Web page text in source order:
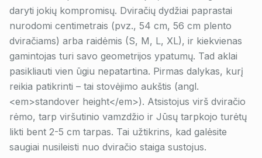
daryti jokių kompromisų. Dviračių dydžiai paprastai
nurodomi centimetrais (pvz., 54 cm, 56 cm plento
dviračiams) arba raidėmis (S, M, L, XL), ir kiekvienas
gamintojas turi savo geometrijos ypatumų. Tad aklai
pasikliauti vien ūgiu nepatartina. Pirmas dalykas, kurį
reikia patikrinti – tai stovėjimo aukštis (angl.
<em>standover height</em>). Atsistojus virš dviračio
rėmo, tarp viršutinio vamzdžio ir Jūsų tarpkojo turėtų
likti bent 2-5 cm tarpas. Tai užtikrins, kad galėsite
saugiai nusileisti nuo dviračio staiga sustojus.